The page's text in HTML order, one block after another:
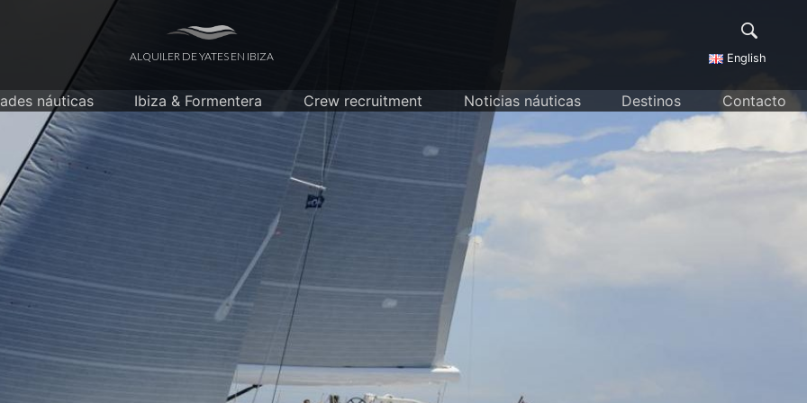
ALQUILER DE YATES EN IBIZA English
náuticas Ibiza & Formentera Crew recruitment Noticias náuticas Destinos Contacto